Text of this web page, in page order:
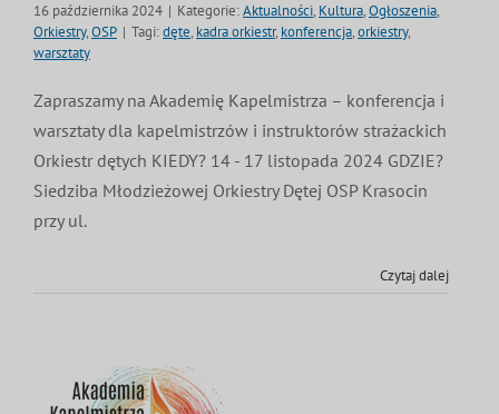
Symbole
Media
MDP i DDP
OTWP
PNWM
Kultura
Orkiestry
Sport
System OSP
Forum
16 października 2024 | Kategorie:Aktualności, Kultura,Ogłoszenia,
Orkiestry,OSP | Tagi:dęte, kadra orkiestr, konferencja,orkiestry,
warsztaty
Zapraszamy na Akademię Kapelmistrza – konferencja i
warsztaty dla kapelmistrzów i instruktorów strażackich
Orkiestr dętych KIEDY? 14 - 17 listopada 2024 GDZIE?
Siedziba Młodzieżowej Orkiestry Dętej OSP Krasocin
przy ul.
Czytaj dalej